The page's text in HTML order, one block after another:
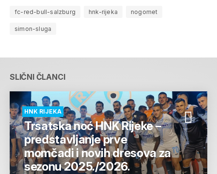
fc-red-bull-salzburg hnk-rijeka nogomet
simon-sluga
SLIČNI ČLANCI
HNK RIJEKA
Trsatska noć HNK Rijeke –
predstavljanje prve
momčadi i novih dresova za
sezonu 2025./2026.